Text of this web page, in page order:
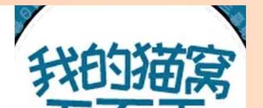
by
酥
｜
中
國
小
說